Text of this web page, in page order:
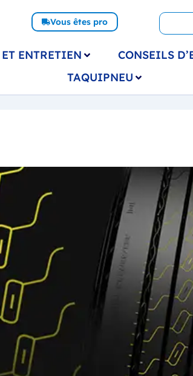
Vous êtes pro
ENTRETIEN CONSEILS
TAQUIPNEU